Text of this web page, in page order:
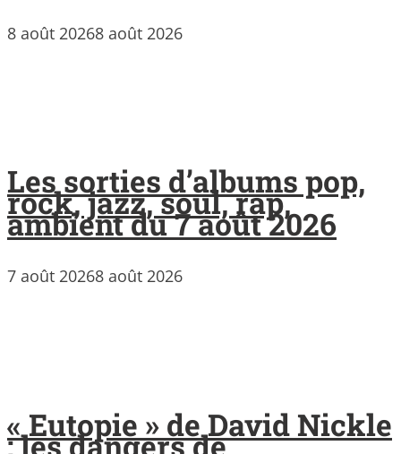
8 août 20268 août 2026
Les sorties d’albums pop,
rock, jazz, soul, rap,
ambient du 7 août 2026
7 août 20268 août 2026
« Eutopie » de David Nickle
: les dangers de